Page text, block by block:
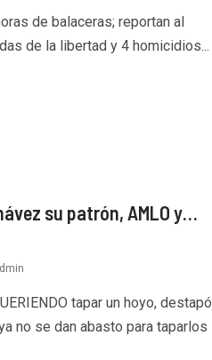
de balaceras; reportan al
de la libertad y 4 homicidios...
su patrón, AMLO y…
tapar un hoyo, destapó
no se dan abasto para taparlos